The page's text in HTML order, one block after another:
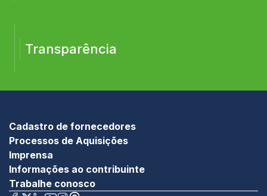
Transparência
Cadastro de fornecedores
Processos de Aquisições
Imprensa
Informações ao contribuinte
Trabalhe conosco